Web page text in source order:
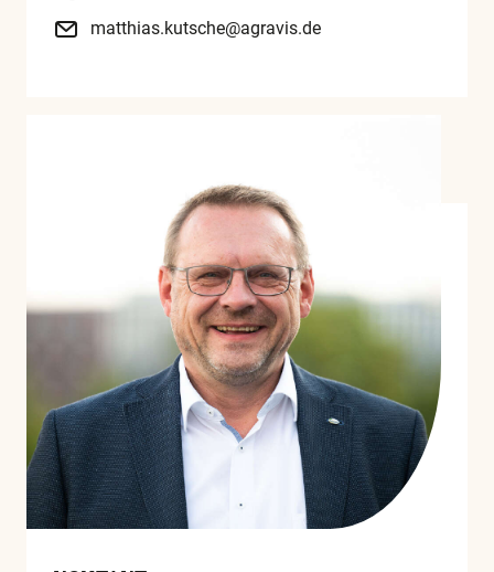
matthias.kutsche@agravis.de